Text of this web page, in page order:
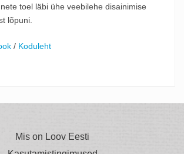
toel läbi ühe veebilehe disainimise
lõpuni.
/ Koduleht
Mis on Loov Eesti